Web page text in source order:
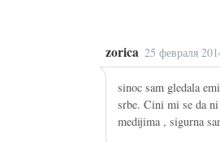
zorica 25 февраля
sinoc sam gledala
srbe. Cini mi se da
medijima , sigurna